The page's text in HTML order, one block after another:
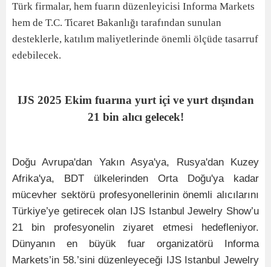
Türk firmalar, hem fuarın düzenleyicisi Informa Markets
hem de T.C. Ticaret Bakanlığı tarafından sunulan
desteklerle, katılım maliyetlerinde önemli ölçüde tasarruf
edebilecek.
IJS 2025 Ekim fuarına yurt içi ve yurt dışından
21 bin alıcı gelecek!
Doğu Avrupa'dan Yakın Asya'ya, Rusya'dan Kuzey
Afrika'ya, BDT ülkelerinden Orta Doğu'ya
kadar
mücevher sektörü profesyonellerinin önemli alıcılarını
Türkiye’ye getirecek olan IJS Istanbul Jewelry Show’u
21 bin profesyonelin ziyaret etmesi hedefleniyor.
Dünyanın en büyük fuar organizatörü Informa
Markets’in 58.’sini düzenleyeceği IJS Istanbul Jewelry